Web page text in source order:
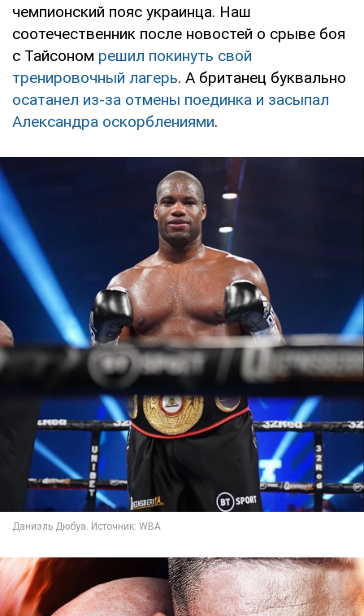
чемпионский пояс украинца. Наш
соотечественник после новостей о срыве боя
с Тайсоном решил покинуть свой
тренировочный лагерь. А британец буквально
осатанел из-за отмены поединка и засыпал
Александра оскорблениями.